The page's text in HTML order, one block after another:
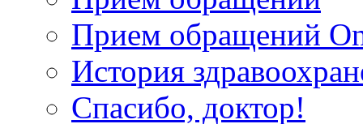
Прием обращений
История
Спасибо, доктор!